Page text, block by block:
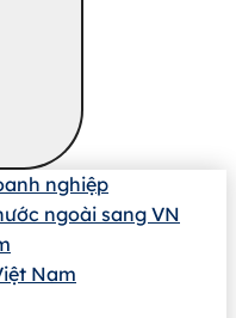
nghiệp
ngoài sang VN
Nam